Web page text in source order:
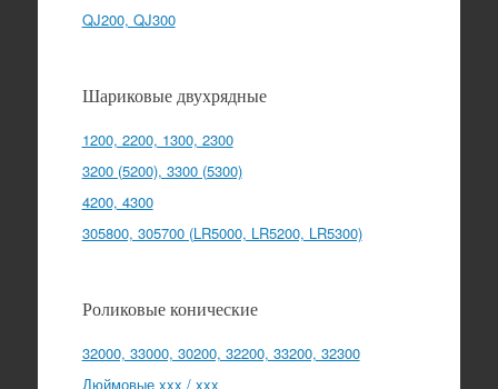
QJ200, QJ300
Шариковые двухрядные
1200, 2200, 1300, 2300
3200 (5200), 3300 (5300)
4200, 4300
305800, 305700 (LR5000, LR5200, LR5300)
Роликовые конические
32000, 33000, 30200, 32200, 33200, 32300
Дюймовые xxx / xxx